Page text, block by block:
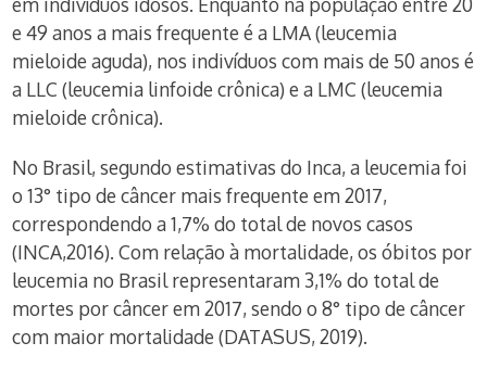
e 49 anos a mais frequente é a LMA (leucemia
mieloide aguda), nos indivíduos com mais de 50 anos é
a LLC (leucemia linfoide crônica) e a LMC (leucemia
mieloide crônica).
No Brasil, segundo estimativas do Inca, a leucemia foi
o 13° tipo de câncer mais frequente em 2017,
correspondendo a 1,7% do total de novos casos
(INCA,2016). Com relação à mortalidade, os óbitos por
leucemia no Brasil representaram 3,1% do total de
mortes por câncer em 2017, sendo o 8° tipo de câncer
com maior mortalidade (DATASUS, 2019).